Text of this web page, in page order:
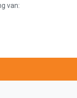
van: